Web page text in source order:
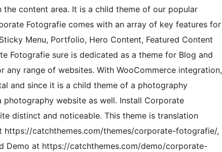
content area. It is a child theme of our popular
Fotografie comes with an array of key features for
Menu, Portfolio, Hero Content, Featured Content
Fotografie sure is dedicated as a theme for Blog and
range of websites. With WooCommerce integration,
and since it is a child theme of a photography
website as well. Install Corporate
distinct and noticeable. This theme is translation
https://catchthemes.com/themes/corporate-fotografie/,
Demo at https://catchthemes.com/demo/corporate-